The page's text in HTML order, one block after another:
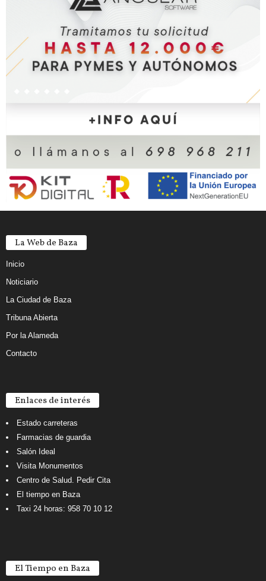
La Web de Baza
Inicio
Noticiario
La Ciudad de Baza
Tribuna Abierta
Por la Alameda
Contacto
Enlaces de interés
Estado carreteras
Farmacias de guardia
Salón Ideal
Visita Monumentos
Centro de Salud. Pedir Cita
El tiempo en Baza
Taxi 24 horas: 958 70 10 12
El Tiempo en Baza